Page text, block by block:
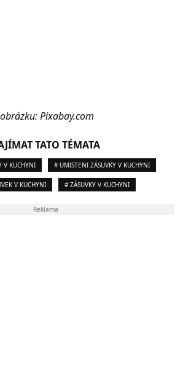
Pixabay.com
TATO TÉMATA
V KUCHYNI # UMISTENI ZÁSUVKY V KUCHYNI
V KUCHYNI # ZÁSUVKY V KUCHYNI
Reklama